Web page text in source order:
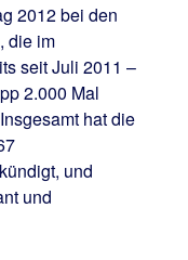
2012 bei den
die im
seit Juli 2011 –
2.000 Mal
hat die
und
und